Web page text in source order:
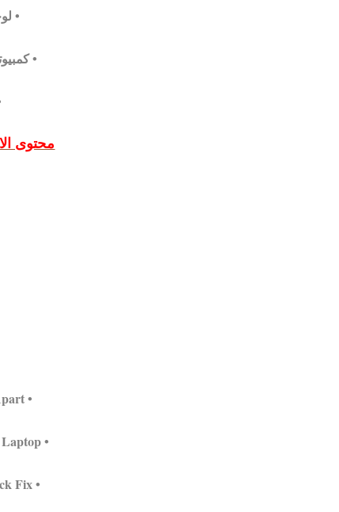
•
•
محتوى
• How to Take a Laptop Apart
• Power Problems – Gateway Laptop
• Toshiba Laptop Power Jack Fix